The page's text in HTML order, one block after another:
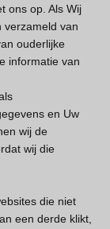
ons op. Als Wij
verzameld van
ouderlijke
informatie van
en Uw
wij de
wij die
die niet
een derde klikt,